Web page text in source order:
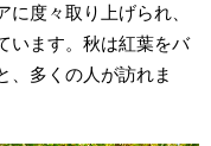
度々取り上げられ、
います。秋は紅葉をバ
、多くの人が訪れま